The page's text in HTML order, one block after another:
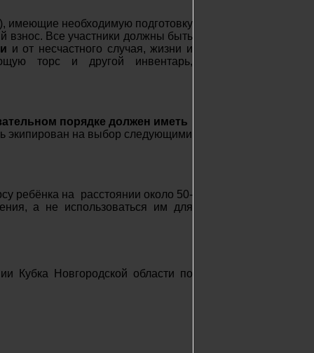
имеющие необходимую подготовку
взнос. Все участники должны быть
и от несчастного случая, жизни и
торс и другой инвентарь,
порядке должен иметь
экипирован на выбор следующими
ребёнка на расстоянии около 50-
а не использоваться им для
Кубка Новгородской области по